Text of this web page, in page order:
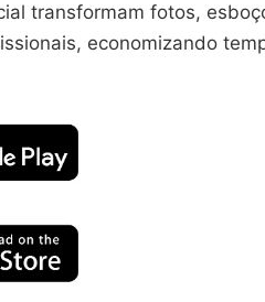
transformam fotos,
economizando